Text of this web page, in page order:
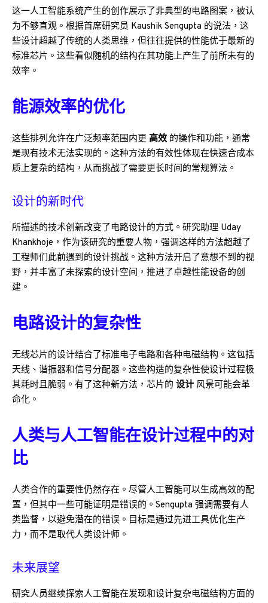
这一人工智能系统产生的创作展示了非典型的电路图案，被认
为不够直观。根据首席研究员 Kaushik Sengupta 的说法，这
些设计超越了传统的人类思维，但往往提供的性能优于最新的
标准芯片。这些看似随机的结构在其功能上产生了前所未有的
效率。
能源效率的优化
这些排列允许在广泛频率范围内更 高效的操作和功能，通常
是现有技术无法实现的。这种方法的有效性体现在快速合成本
质上复杂的结构，从而挑战了需要更长时间的常规算法。
设计的新时代
所描述的技术创新改变了电路设计的方式。研究助理 Uday
Khankhoje，作为该研究的重要人物，强调这样的方法超越了
工程师们此前遇到的设计挑战。这种方法开启了意想不到的视
野，并丰富了未探索的设计空间，推进了卓越性能设备的创
建。
电路设计的复杂性
无线芯片的设计结合了标准电子电路和各种电磁结构。这包括
天线、谐振器和信号分配器。这些构造的复杂性使设计过程极
其耗时且脆弱。有了这种新方法，芯片的 设计 风景可能会革
命化。
人类与人工智能在设计过程中的对
比
人类合作的重要性仍然存在。尽管人工智能可以生成高效的配
置，但其中一些可能证明是错误的。Sengupta 强调需要有人
类监督，以避免潜在的错误。目标是通过先进工具优化生产
力，而不是取代人类设计师。
未来展望
研究人员继续探索人工智能在发现和设计复杂电磁结构方面的